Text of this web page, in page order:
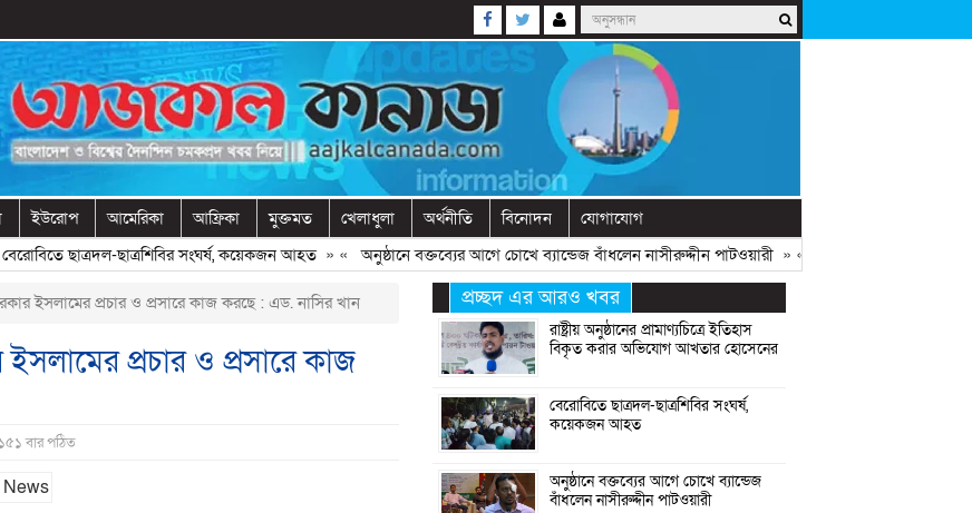
ইউরোপ আমেরিকা আফ্রিকা মুক্তমত খেলাধুলা অর্থনীতি বিনোদন যোগাযোগ
ছাত্রদল-ছাত্রশিবির সংঘর্ষ, কয়েকজন আহত» « অনুষ্ঠানে বক্তব্যের আগে চোখে ব্যান্ডেজ বাঁধলেন নাসীরুদ্দীন পাটওয়ারী» « দেশে নতুন দলের আত্মপ্রকাশ,
ইসলামের প্রচার ও প্রসারে কাজ করছে : এড. নাসির খান
ইসলামের প্রচার ও প্রসারে কাজ
বার পঠিত
প্রচ্ছদ এর আরও খবর
রাষ্ট্রীয় অনুষ্ঠানের প্রামাণ্যচিত্রে ইতিহাস
বিকৃত করার অভিযোগ আখতার হোসেনের
বেরোবিতে ছাত্রদল-ছাত্রশিবির সংঘর্ষ,
কয়েকজন আহত
অনুষ্ঠানে বক্তব্যের আগে চোখে ব্যান্ডেজ
বাঁধলেন নাসীরুদ্দীন পাটওয়ারী